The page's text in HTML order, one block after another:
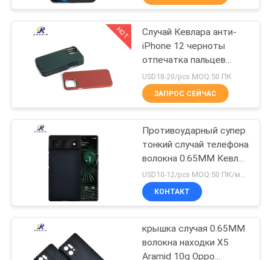
КОНТРОЛЬ
КАЧЕСТВА
СВЯЖИТЕСЬ
НАМИ
НОВОСТИ
СЛУЧАИ
NEWS
Волокно Самсунг
Арамид
покрывает
Случай Хуавай
волокна Арамид
29
HOT
Случай Кевлара анти-
iPhone 12 черноты
отпечатка пальцев
мобильный
USD18-20/pcs MOQ:50 ПК
ЗАПРОС СЕЙЧАС
Противоударный супер
тонкий случай телефона
волокна 0.65MM Кевлар
Aramid на пиксел 6
Google
USD10-12/pcs MOQ:50 ПК/модель/цвет
КОНТАКТ
крышка случая 0.65MM
волокна находки X5
Aramid 10g Oppo